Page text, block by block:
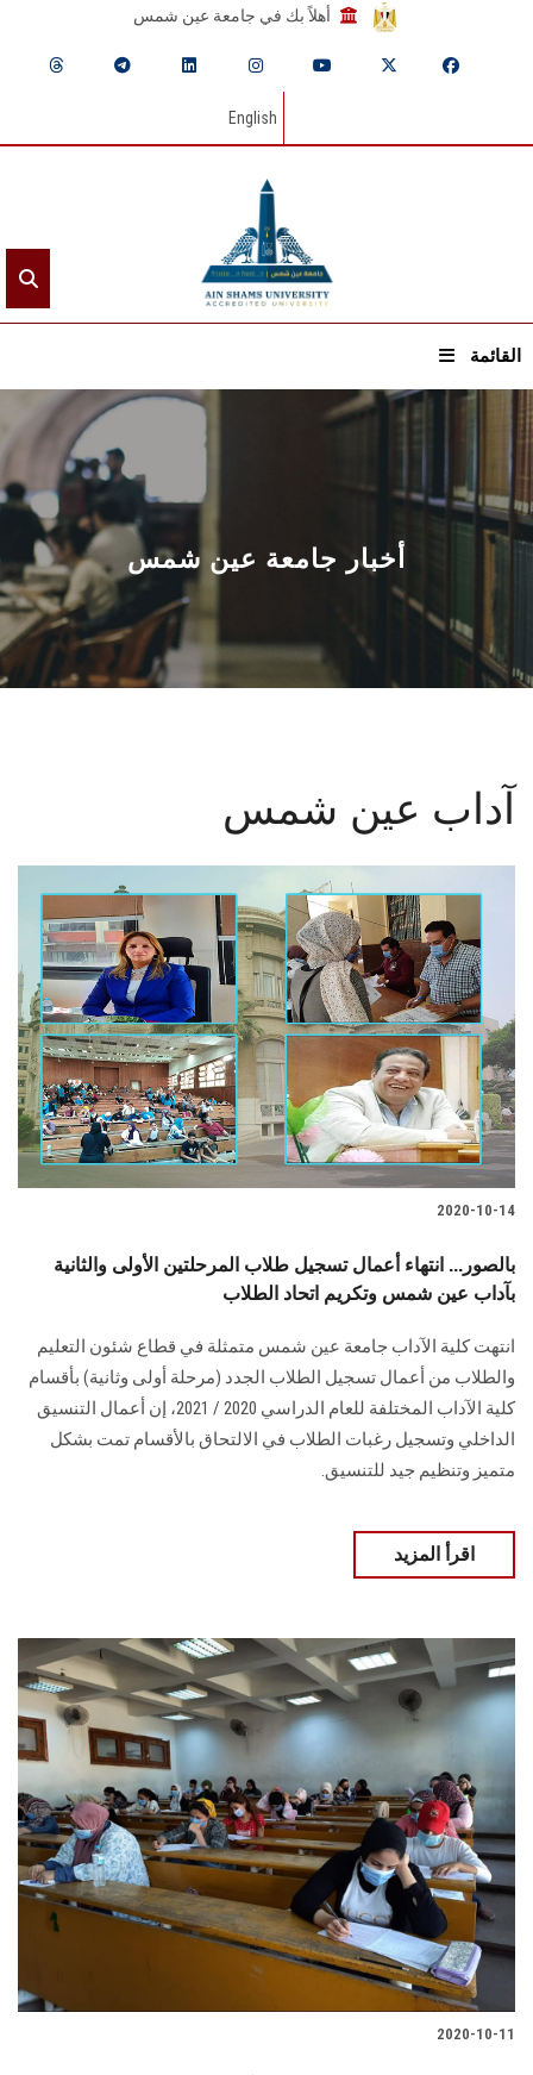
أهلاً بك في جامعة عين شمس
English
القائمة
الرئيسيـة
عن الجامعة
القطاعـات
الشئون الأكاديمية
البحث العلمي
الأنظمة الذكية
الإعلام
تواصل معنا
الطلاب
هيئة التدريس
الخريجين
الموظفون
الزائـرون
أخبار جامعة عين شمس
آداب عين شمس
2020-10-14
بالصور... انتهاء أعمال تسجيل طلاب المرحلتين الأولى والثانية
بآداب عين شمس وتكريم اتحاد الطلاب
انتهت كلية الآداب جامعة عين شمس متمثلة في قطاع شئون التعليم
والطلاب من أعمال تسجيل الطلاب الجدد (مرحلة أولى وثانية) بأقسام
كلية الآداب المختلفة للعام الدراسي 2020 / 2021، إن أعمال التنسيق
الداخلي وتسجيل رغبات الطلاب في الالتحاق بالأقسام تمت بشكل
متميز وتنظيم جيد للتنسيق.
اقرأ المزيد
2020-10-11